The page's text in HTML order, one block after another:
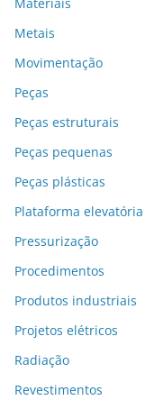
Metais
Movimentação
Peças
Peças estruturais
Peças pequenas
Peças plásticas
Plataforma elevatória
Pressurização
Procedimentos
Produtos industriais
Projetos elétricos
Radiação
Revestimentos